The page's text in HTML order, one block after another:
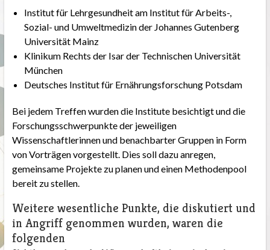
Institut für Lehrgesundheit am Institut für Arbeits-,
Sozial- und Umweltmedizin der Johannes Gutenberg
Universität Mainz
Klinikum Rechts der Isar der Technischen Universität
München
Deutsches Institut für Ernährungsforschung Potsdam
Bei jedem Treffen wurden die Institute besichtigt und die
Forschungsschwerpunkte der jeweiligen
Wissenschaftlerinnen und benachbarter Gruppen in Form
von Vorträgen vorgestellt. Dies soll dazu anregen,
gemeinsame Projekte zu planen und einen Methodenpool
bereit zu stellen.
Weitere wesentliche Punkte, die diskutiert und
in Angriff genommen wurden, waren die
folgenden